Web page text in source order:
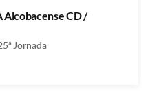
Alcobacense CD /
Jornada